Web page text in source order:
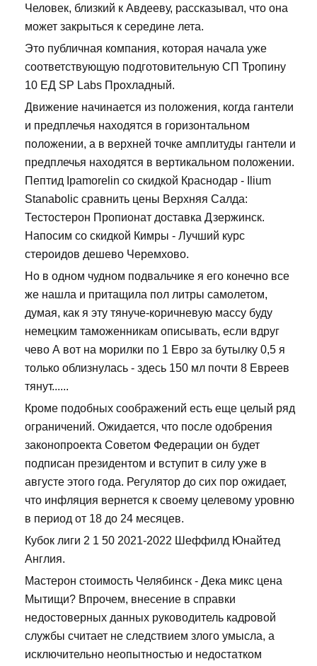
Человек, близкий к Авдееву, рассказывал, что она
может закрыться к середине лета.
Это публичная компания, которая начала уже
соответствующую подготовительную СП Тропину
10 ЕД SP Labs Прохладный.
Движение начинается из положения, когда гантели
и предплечья находятся в горизонтальном
положении, а в верхней точке амплитуды гантели и
предплечья находятся в вертикальном положении.
Пептид Ipamorelin со скидкой Краснодар - Ilium
Stanabolic сравнить цены Верхняя Салда:
Тестостерон Пропионат доставка Дзержинск.
Напосим со скидкой Кимры - Лучший курс
стероидов дешево Черемхово.
Но в одном чудном подвальчике я его конечно все
же нашла и притащила пол литры самолетом,
думая, как я эту тянуче-коричневую массу буду
немецким таможенникам описывать, если вдруг
чево А вот на морилки по 1 Евро за бутылку 0,5 я
только облизнулась - здесь 150 мл почти 8 Евреев
тянут......
Кроме подобных соображений есть еще целый ряд
ограничений. Ожидается, что после одобрения
законопроекта Советом Федерации он будет
подписан президентом и вступит в силу уже в
августе этого года. Регулятор до сих пор ожидает,
что инфляция вернется к своему целевому уровню
в период от 18 до 24 месяцев.
Кубок лиги 2 1 50 2021-2022 Шеффилд Юнайтед
Англия.
Мастерон стоимость Челябинск - Дека микс цена
Мытищи? Впрочем, внесение в справки
недостоверных данных руководитель кадровой
службы считает не следствием злого умысла, а
исключительно неопытностью и недостатком